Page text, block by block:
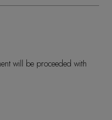
ルに
ットケース
will be proceeded with